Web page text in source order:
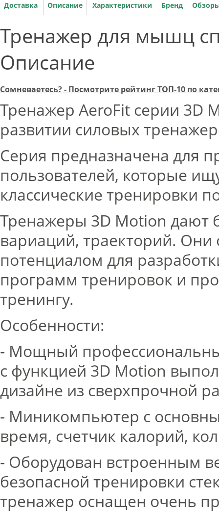
Доставка Описание Характеристики Бренд
Тренажер для мышц
Описание
Сомневаетесь? - Посмотрите рейтинг ТОП-10 по
Тренажер AeroFit серии 3D
развитии силовых
Серия предназначена для
пользователей, которые
классические тренировки
Тренажеры 3D Motion дают
вариаций, траекторий.
потенциалом для
программ тренировок и
тренингу.
Особенности:
- Мощный
с функцией 3D Motion
дизайне из сверхпрочной
- Миникомпьютер с
время, счетчик калорий,
- Оборудован встроенным
безопасной тренировки
тренажер оснащен очень